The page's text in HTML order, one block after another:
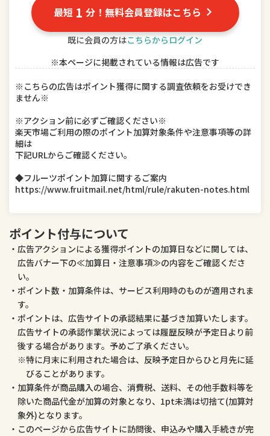
TV・オーディオ・カメラ パソコン・周辺機器
スマートフォン・タブレット 食品
スイーツ・お菓子 水・ソフトドリンク
ビール・洋酒 日本酒・焼酎
インテリア・寝具・収納 日用品雑貨・文房具・手芸
キッチン用品・食器・調理器具
テレビゲーム ホビー
美容・コスメ・香水
医薬品・コンタクト・介護 ペット・ペットグッズ
最短 1 分！無料会員登録はこちら
既に会員の方はこちらからログイン
※本ページに掲載されている情報は広告です
※こちらの広告はポイント獲得に関する調査依頼をお受けでき
ません※
※アクション前に必ずご確認ください※
楽天市場ご利用の際のポイント加算対象条件や注意事項等の詳
細は
下記URLからご確認ください。
◆フルーツポイント加算に関するご案内
https://www.fruitmail.net/html/rule/rakuten-notes.html
ポイント付与について
広告アクションによる獲得ポイントの加算日などに関しては、
広告バナー下の≪加算日・注意事項≫の内容をご確認くださ
い。
ポイント数・加算条件は、サービス利用時のものが適用されま
す。
ポイントは、広告サイトの承認結果に基づき加算いたします。
広告サイトの承認作業状況によっては履歴反映が予定日より前
後する場合があります。予めご了承ください。
特に月末に利用された場合は、反映予定日からひと月先に延
びることがあります。
加算条件が商品購入の場合、消費税、送料、その他手数料等を
除いた商品代金が加算の対象となり、1pt未満は切捨て(加算対
象外)となります。
このページから広告サイトに訪問後、申込みや購入手続きが完